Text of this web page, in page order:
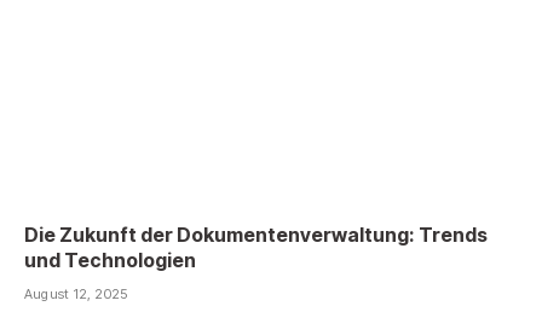
Die Zukunft der Dokumentenverwaltung: Trends
und Technologien
August 12, 2025